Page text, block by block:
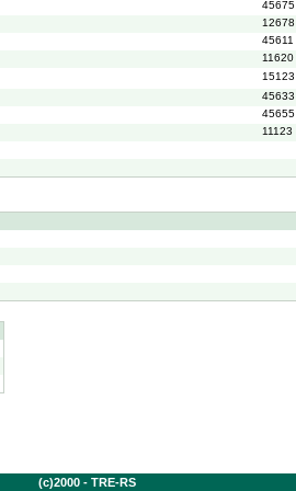
45675
12678
45611
11620
15123
45633
45655
11123
(c)2000 - TRE-RS